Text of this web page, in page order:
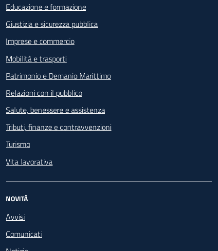
Educazione e formazione
Giustizia e sicurezza pubblica
Imprese e commercio
Mobilità e trasporti
Patrimonio e Demanio Marittimo
Relazioni con il pubblico
Salute, benessere e assistenza
Tributi, finanze e contravvenzioni
Turismo
Vita lavorativa
NOVITÀ
Avvisi
Comunicati